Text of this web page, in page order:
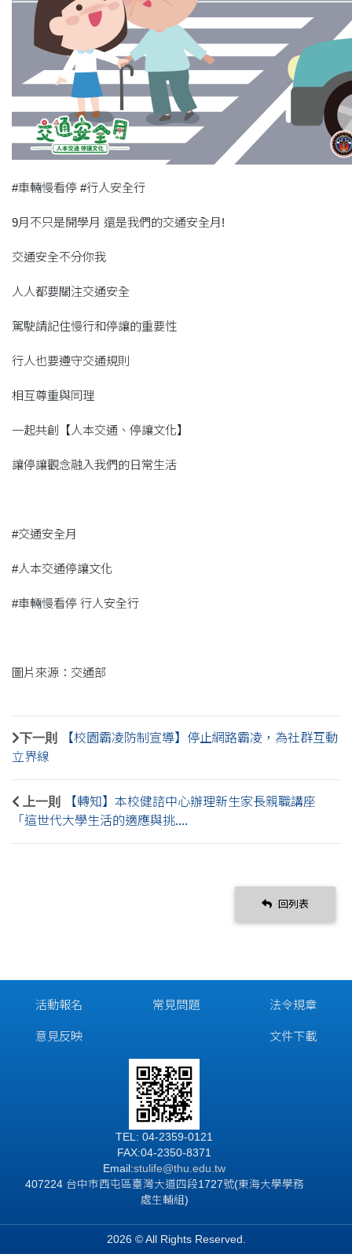
#車輛慢看停 #行人安全行
9月不只是開學月 還是我們的交通安全月!
交通安全不分你我
人人都要關注交通安全
駕駛請記住慢行和停讓的重要性
行人也要遵守交通規則
相互尊重與同理
一起共創【人本交通、停讓文化】
讓停讓觀念融入我們的日常生活
#交通安全月
#人本交通停讓文化
#車輛慢看停 行人安全行
圖片來源：交通部
下一則
【校園霸凌防制宣導】停止網路霸凌，為社群互動
立界線
上一則
【轉知】本校健諮中心辦理新生家長親職講座
「這世代大學生活的適應與挑....
回列表
活動報名
意見反映
常見問題 法令規章
文件下載
TEL: 04-2359-0121
FAX:04-2350-8371
Email:stulife@thu.edu.tw
407224 台中市西屯區臺灣大道四段1727號(東海大學學務
處生輔組)
2026 © All Rights Reserved.